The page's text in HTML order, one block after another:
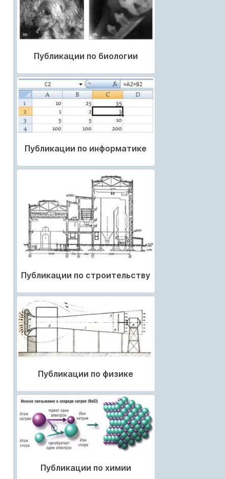
Публикации по биологии
Публикации по информатике
Публикации по строительству
Публикации по физике
Публикации по химии